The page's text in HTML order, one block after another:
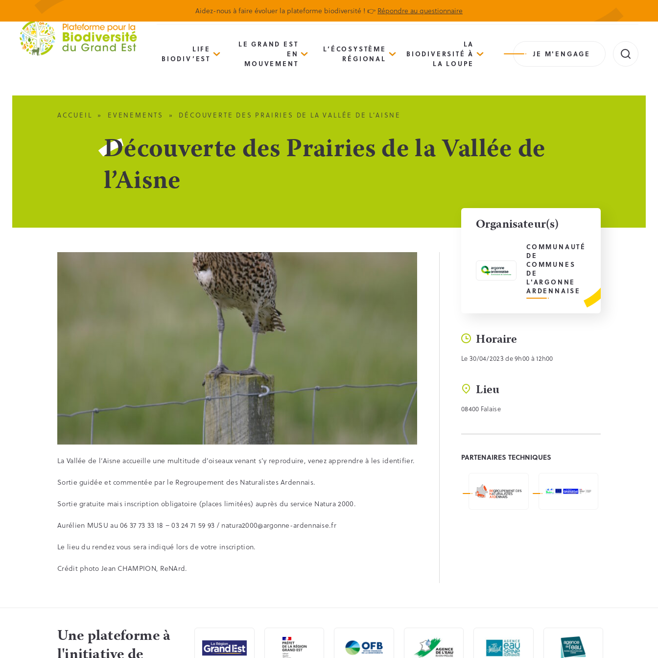
Aidez-nous à faire évoluer la plateforme biodiversité ! 👉 Répondre au questionnaire
Biodiv’Map Newsletter Actualités
LIFE
BIODIV’EST
LE GRAND EST
EN
MOUVEMENT
L’ÉCOSYSTÈME
RÉGIONAL
LA
BIODIVERSITÉ À
LA LOUPE
JE M'ENGAGE
ACCUEIL » EVENEMENTS » DÉCOUVERTE DES PRAIRIES DE LA VALLÉE DE L’AISNE
Découverte des Prairies de la Vallée de
l’Aisne
La Vallée de l’Aisne accueille une multitude d’oiseaux venant s’y reproduire, venez apprendre à les identifier.
Sortie guidée et commentée par le Regroupement des Naturalistes Ardennais.
Sortie gratuite mais inscription obligatoire (places limitées) auprès du service Natura 2000.
Aurélien MUSU au 06 37 73 33 18 – 03 24 71 59 93 / natura2000@argonne-ardennaise.fr
Le lieu du rendez vous sera indiqué lors de votre inscription.
Crédit photo Jean CHAMPION, ReNArd.
Organisateur(s)
COMMUNAUTÉ
DE
COMMUNES
DE
L'ARGONNE
ARDENNAISE
Horaire
Le 30/04/2023 de 9h00 à 12h00
Lieu
08400 Falaise
PARTENAIRES TECHNIQUES
Une plateforme à